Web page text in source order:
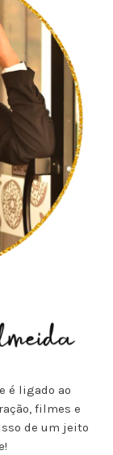
é ligado ao
filmes e
de um jeito